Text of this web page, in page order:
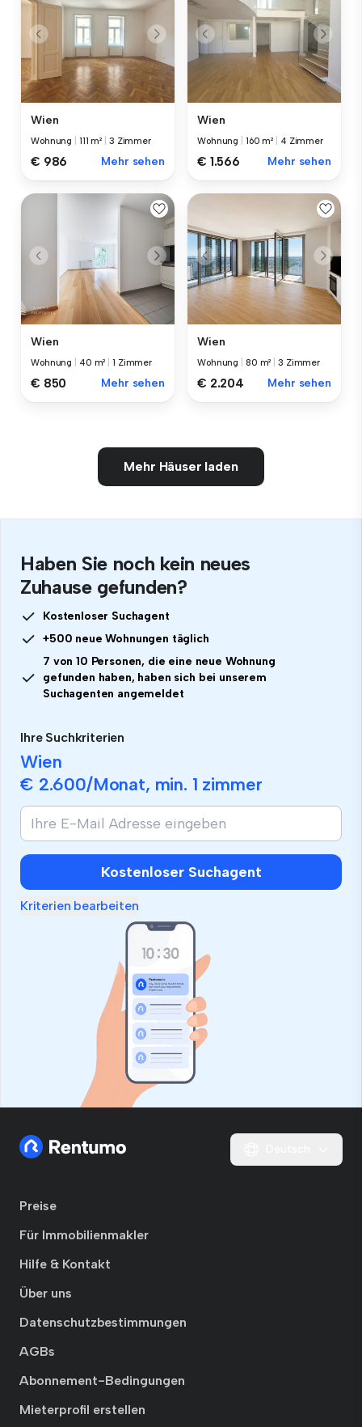
Wien
Wohnung 111 m² 3 Zimmer
€ 986 Mehr sehen
Wien
Wohnung 160 m² 4 Zimmer
€ 1.566 Mehr sehen
Wien
Wohnung 40 m² |1 Zimmer
€ 850 Mehr sehen
Wien
Wohnung 80 m² |3 Zimmer
€ 2.204 Mehr sehen
Mehr Häuser laden
Haben Sie noch kein neues
Zuhause gefunden?
Kostenloser Suchagent
+500 neue Wohnungen täglich
7 von 10 Personen, die eine neue Wohnung
gefunden haben, haben sich bei unserem
Suchagenten angemeldet
Ihre Suchkriterien
Wien
€ 2.600/Monat, min. 1 zimmer
Kostenloser Suchagent
Kriterien bearbeiten
Preise
Für Immobilienmakler
Hilfe & Kontakt
Über uns
Datenschutzbestimmungen
AGBs
Abonnement-Bedingungen
Mieterprofil erstellen